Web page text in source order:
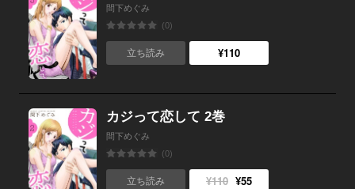
間下めぐみ
(0)
立ち読み ¥110
カジって恋して 2巻
間下めぐみ
(0)
立ち読み ¥110 ¥55